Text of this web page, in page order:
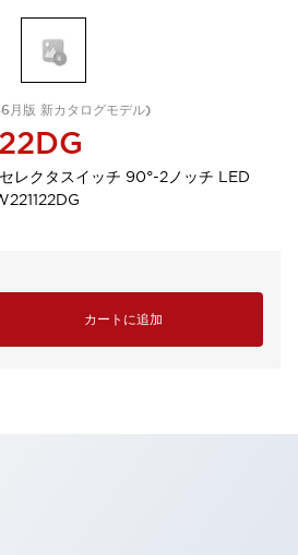
版 新カタログモデル)
レクタスイッチ 90°-2ノッチ LED
カートに追加